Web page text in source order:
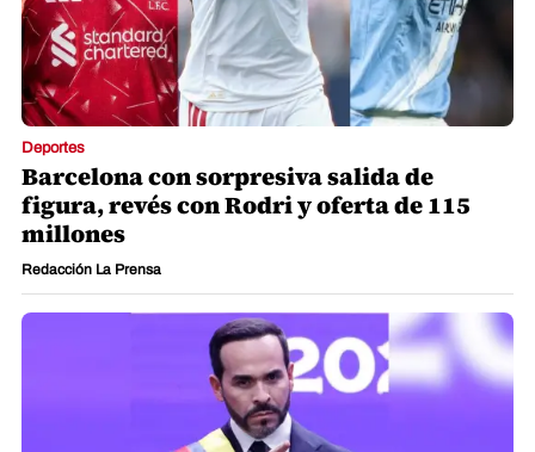
Deportes
Barcelona con sorpresiva salida de
figura, revés con Rodri y oferta de 115
millones
Redacción La Prensa